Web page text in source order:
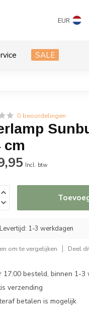
EUR
SALE
0 beoordelingen
cm
Incl. btw
Levertijd: 1-3 werkdagen
om te vergelijken Deel
17:00 besteld, binnen 1-3
verzending
betalen is mogelijk